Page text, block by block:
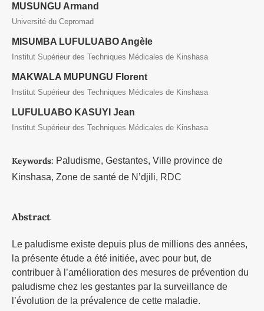
MUSUNGU Armand
Université du Cepromad
MISUMBA LUFULUABO Angèle
Institut Supérieur des Techniques Médicales de Kinshasa
MAKWALA MUPUNGU Florent
Institut Supérieur des Techniques Médicales de Kinshasa
LUFULUABO KASUYI Jean
Institut Supérieur des Techniques Médicales de Kinshasa
Keywords: Paludisme, Gestantes, Ville province de
Kinshasa, Zone de santé de N’djili, RDC
Abstract
Le paludisme existe depuis plus de millions des années,
la présente étude a été initiée, avec pour but, de
contribuer à l’amélioration des mesures de prévention du
paludisme chez les gestantes par la surveillance de
l’évolution de la prévalence de cette maladie.